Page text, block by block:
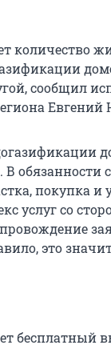
количество
сообщил
Евгений
В
покупка
услуг со
это
бесплатный